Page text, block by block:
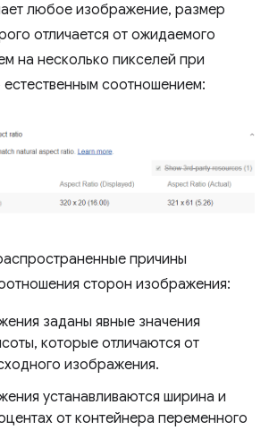
любое изображение, размер
отличается от ожидаемого
на несколько пикселей при
естественным соотношением:
причины
сторон изображения:
заданы явные значения
которые отличаются от
изображения.
устанавливаются ширина и
от контейнера переменного